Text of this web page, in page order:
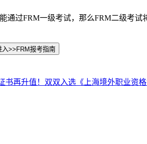
FRM一级考试，那么FRM二级考试
入>>FRM报考指南
书再升值！双双入选《上海境外职业资